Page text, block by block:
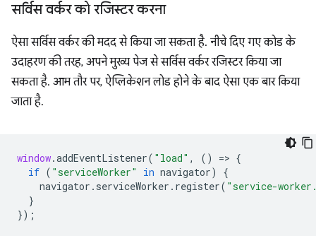
सर्विस वर्कर को रजिस्टर करना
ऐसा सर्विस वर्कर की मदद से किया जा सकता है. नीचे दिए गए कोड के
उदाहरण की तरह, अपने मुख्य पेज से सर्विस वर्कर रजिस्टर किया जा
सकता है. आम तौर पर, ऐप्लिकेशन लोड होने के बाद ऐसा एक बार किया
जाता है.
window.addEventListener( "load" , () => {
if ( "serviceWorker" in navigator)
{
navigator . serviceWorker . register( "service-
}
});